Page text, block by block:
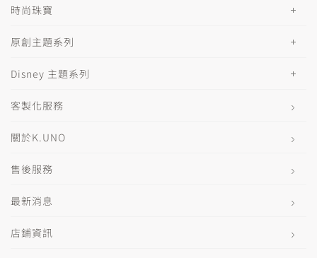
時尚珠寶
原創主題系列
Disney 主題系列
客製化服務
關於K.UNO
售後服務
最新消息
店鋪資訊